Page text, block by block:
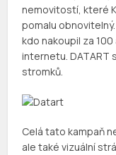
nemovitostí, které
pomalu
kdo nakoupil za
internetu. DATART
stromků.
Celá tato kampaň
ale také vizuální